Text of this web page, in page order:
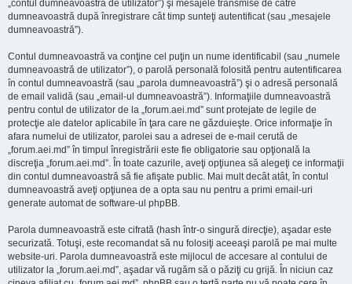
„contul dumneavoastră de utilizator”) şi mesajele transmise de către
dumneavoastră după înregistrare cât timp sunteţi autentificat (sau „mesajele
dumneavoastră”).
Contul dumneavoastră va conţine cel puţin un nume identificabil (sau „numele
dumneavoastră de utilizator”), o parolă personală folosită pentru autentificarea
în contul dumneavoastră (sau „parola dumneavoastră”) şi o adresă personală
de email validă (sau „email-ul dumneavoastră”). Informaţiile dumneavoastră
pentru contul de utilizator de la „forum.aei.md” sunt protejate de legile de
protecţie ale datelor aplicabile în ţara care ne găzduieşte. Orice informaţie în
afara numelui de utilizator, parolei sau a adresei de e-mail cerută de
„forum.aei.md” în timpul înregistrării este fie obligatorie sau opţională la
discreţia „forum.aei.md”. În toate cazurile, aveţi opţiunea să alegeţi ce informaţii
din contul dumneavoastră să fie afişate public. Mai mult decât atât, în contul
dumneavoastră aveţi opţiunea de a opta sau nu pentru a primi email-uri
generate automat de software-ul phpBB.
Parola dumneavoastră este cifrată (hash într-o singură direcţie), aşadar este
securizată. Totuşi, este recomandat să nu folosiţi aceeaşi parolă pe mai multe
website-uri. Parola dumneavoastră este mijlocul de accesare al contului de
utilizator la „forum.aei.md”, aşadar vă rugăm să o păziţi cu grijă. În niciun caz